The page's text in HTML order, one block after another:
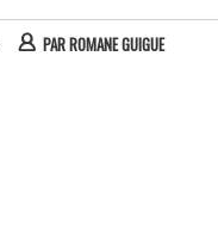
PARROMANE GUIGUE